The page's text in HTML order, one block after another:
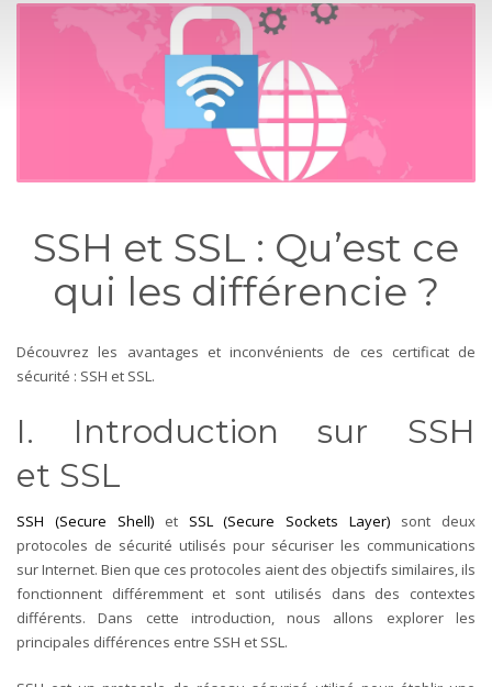
SSH et SSL : Qu’est ce
qui les différencie ?
Découvrez les avantages et inconvénients de ces certificat de
sécurité : SSH et SSL.
I. Introduction sur SSH
et SSL
SSH (Secure Shell)et SSL (Secure Sockets Layer) sont deux
protocoles de sécurité utilisés pour sécuriser les communications
sur Internet. Bien que ces protocoles aient des objectifs similaires, ils
fonctionnent différemment et sont utilisés dans des contextes
différents. Dans cette introduction, nous allons explorer les
principales différences entre SSH et SSL.